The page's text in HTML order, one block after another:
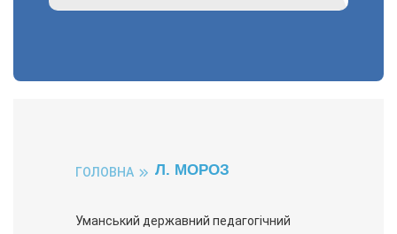
ГОЛОВНА Л. МОРОЗ
Уманський державний педагогічний